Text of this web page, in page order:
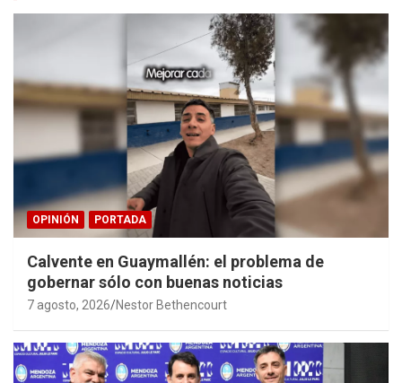
OPINIÓN PORTADA
Calvente en Guaymallén: el problema de
gobernar sólo con buenas noticias
7 agosto, 2026 Nestor Bethencourt